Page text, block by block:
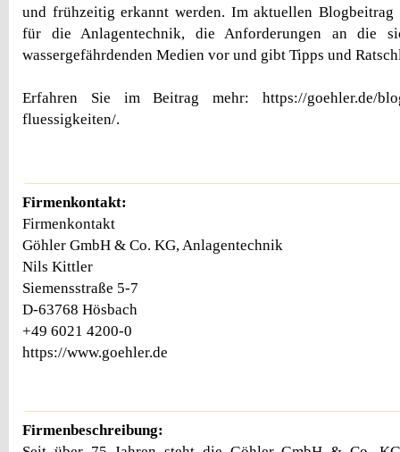
und frühzeitig erkannt werden. Im aktuellen Blogbeitrag
für die Anlagentechnik, die Anforderungen an die
wassergefährdenden Medien vor und gibt Tipps und
Erfahren Sie im Beitrag mehr: https://goehler.de/
fluessigkeiten/.
Firmenkontakt:
Firmenkontakt
Göhler GmbH & Co. KG, Anlagentechnik
Nils Kittler
Siemensstraße 5-7
D-63768 Hösbach
+49 6021 4200-0
https://www.goehler.de
Firmenbeschreibung: